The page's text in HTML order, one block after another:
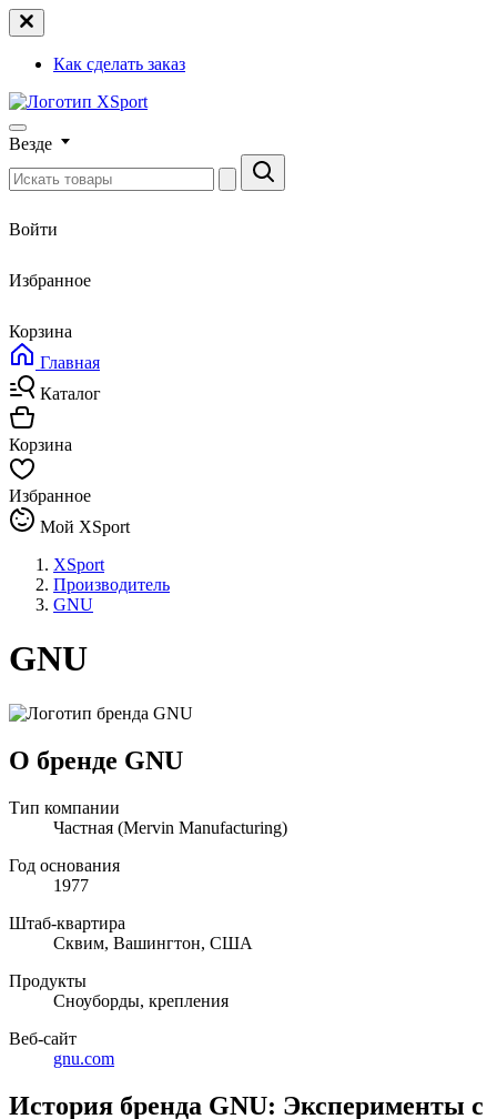
Как сделать заказ
Везде
Войти
Избранное
Корзина
Главная
Каталог
Корзина
Избранное
Мой XSport
XSport
Производитель
GNU
GNU
О бренде GNU
Тип компании
Частная (Mervin Manufacturing)
Год основания
1977
Штаб-квартира
Сквим, Вашингтон, США
Продукты
Сноуборды, крепления
Веб-сайт
gnu.com
История бренда GNU: Эксперименты с